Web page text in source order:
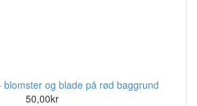
blomster og blade på rød baggrund
50,00kr